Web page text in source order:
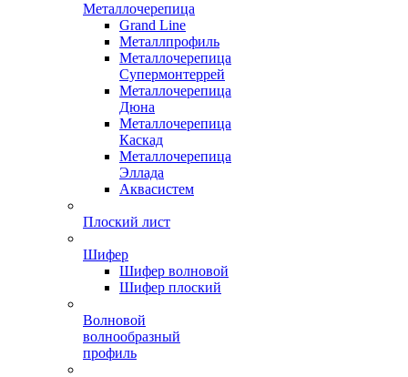
Металлочерепица
Grand Line
Металлпрофиль
Металлочерепица
Супермонтеррей
Металлочерепица
Дюна
Металлочерепица
Каскад
Металлочерепица
Эллада
Аквасистем
Плоский лист
Шифер
Шифер волновой
Шифер плоский
Волновой
волнообразный
профиль